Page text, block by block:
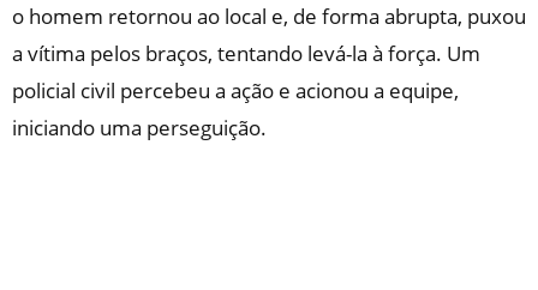
o homem retornou ao local e, de forma abrupta, puxou
a vítima pelos braços, tentando levá-la à força. Um
policial civil percebeu a ação e acionou a equipe,
iniciando uma perseguição.